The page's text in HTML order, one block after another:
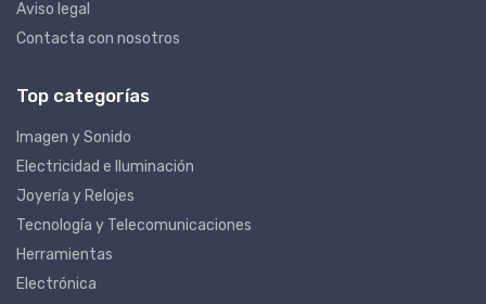
Aviso legal
Contacta con nosotros
Top categorías
Imagen y Sonido
Electricidad e Iluminación
Joyería y Relojes
Tecnología y Telecomunicaciones
Herramientas
Electrónica